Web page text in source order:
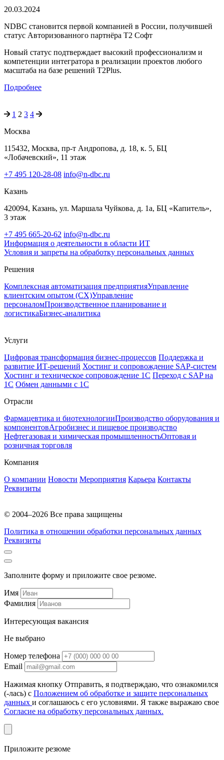
20.03.2024
NDBC становится первой компанией в России, получившей
статус Авторизованного партнёра T2 Софт
Новый статус подтверждает высокий профессионализм и
компетенции интегратора в реализации проектов любого
масштаба на базе решений T2Plus.
Подробнее
1 2 3 4
Москва
115432, Москва, пр-т Андропова, д. 18, к. 5, БЦ
«Лобачевский», 11 этаж
+7 495 120-28-08 info@n-dbc.ru
Казань
420094, Казань, ул. Маршала Чуйкова, д. 1а, БЦ «Капитель»,
3 этаж
+7 495 665-20-62 info@n-dbc.ru
Информация о деятельности в области ИТ
Условия и запреты на обработку персональных данных
Решения
Комплексная автоматизация предприятияУправление
клиентским опытом (CX)Управление
персоналомПроизводственное планирование и
логистикаБизнес-аналитика
Услуги
Цифровая трансформация бизнес-процессов Поддержка и
развитие ИТ-решений Хостинг и сопровождение SAP-систем
Хостинг и техническое сопровождение 1С Переход с SAP на
1С Обмен данными с 1С
Отрасли
Фармацевтика и биотехнологииПроизводство оборудования и
компонентовАгробизнес и пищевое производство
Нефтегазовая и химическая промышленностьОптовая и
розничная торговля
Компания
О компании Новости Мероприятия Карьера Контакты
Реквизиты
© 2004–2026 Все права защищены
Политика в отношении обработки персональных данных
Реквизиты
Заполните форму и приложите свое резюме.
Имя
Фамилия
Интересующая вакансия
Не выбрано
Номер телефона
Email
Нажимая кнопку Отправить, я подтверждаю, что ознакомился
(-лась) с Положением об обработке и защите персональных
данных и соглашаюсь с его условиями. Я также выражаю свое
Согласие на обработку персональных данных.
Приложите резюме